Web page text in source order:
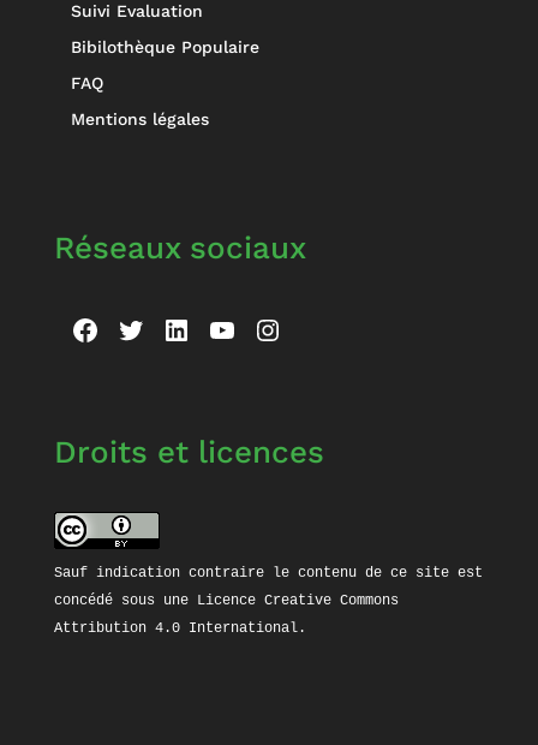
Suivi Evaluation
Bibilothèque Populaire
FAQ
Mentions légales
Réseaux sociaux
Facebook
Twitter
LinkedIn
YouTubeInstagram
Droits et licences
Sauf indication contraire le contenu de ce site est
concédé sous une Licence Creative Commons
Attribution 4.0 International